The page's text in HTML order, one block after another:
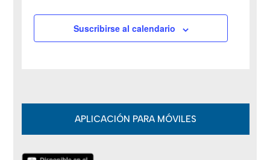
e
o
Suscribirse al calendario
APLICACIÓN PARA MÓVILES